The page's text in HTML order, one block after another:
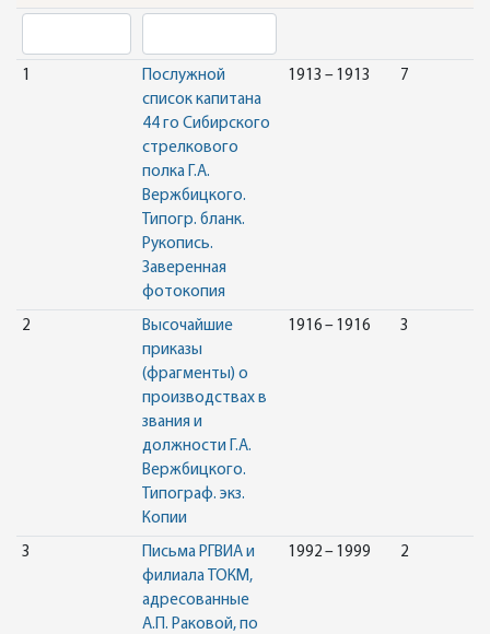
1
Послужной
список капитана
44 го Сибирского
стрелкового
полка Г.А.
Вержбицкого.
Типогр. бланк.
Рукопись.
Заверенная
фотокопия
1913 – 1913 7
2
Высочайшие
приказы
(фрагменты) о
производствах в
звания и
должности Г.А.
Вержбицкого.
Типограф. экз.
Копии
1916 – 1916 3
3
Письма РГВИА и
филиала ТОКМ,
адресованные
А.П. Раковой, по
1992 – 1999 2